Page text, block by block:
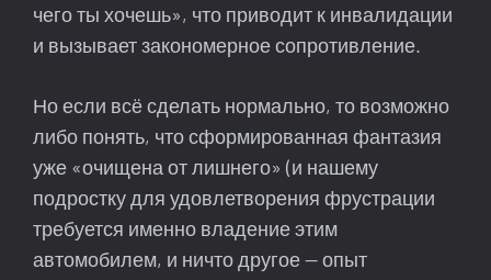
чего ты хочешь», что приводит к инвалидации
и вызывает закономерное сопротивление.
Но если всё сделать нормально, то возможно
либо понять, что сформированная фантазия
уже «очищена от лишнего» (и нашему
подростку для удовлетворения фрустрации
требуется именно владение этим
автомобилем, и ничто другое — опыт